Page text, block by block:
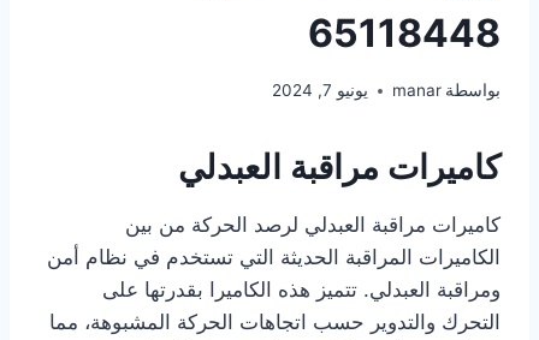
65118448
بواسطة manar يونيو 7, 2024
كاميرات مراقبة العبدلي
كاميرات مراقبة العبدلي لرصد الحركة من بين
الكاميرات المراقبة الحديثة التي تستخدم في نظام أمن
ومراقبة العبدلي. تتميز هذه الكاميرا بقدرتها على
التحرك والتدوير حسب اتجاهات الحركة المشبوهة، مما